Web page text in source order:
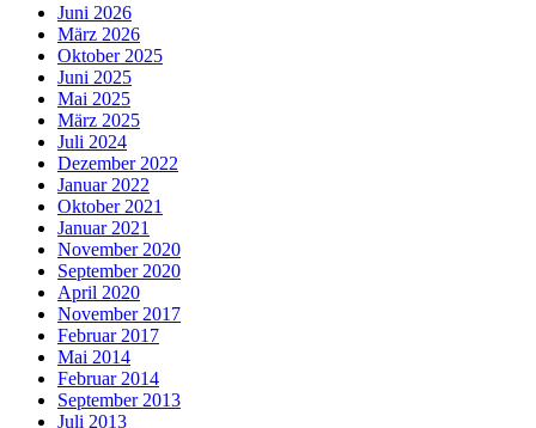
Juni 2026
März 2026
Oktober 2025
Juni 2025
Mai 2025
März 2025
Juli 2024
Dezember 2022
Januar 2022
Oktober 2021
Januar 2021
November 2020
September 2020
April 2020
November 2017
Februar 2017
Mai 2014
Februar 2014
September 2013
Juli 2013